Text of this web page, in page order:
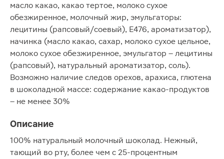
масло какао, какао тертое, молоко сухое
обезжиренное, молочный жир, эмульгаторы:
лецитины (рапсовый/соевый), Е476, ароматизатор),
начинка (масло какао, сахар, молоко сухое цельное,
молоко сухое обезжиренное, эмульгатор – лецитины
(рапсовый), натуральный ароматизатор, соль).
Возможно наличие следов орехов, арахиса, глютена
в шоколадной массе: содержание какао-продуктов
– не менее 30%
Описание
100% натуральный молочный шоколад. Нежный,
тающий во рту, более чем с 25-процентным